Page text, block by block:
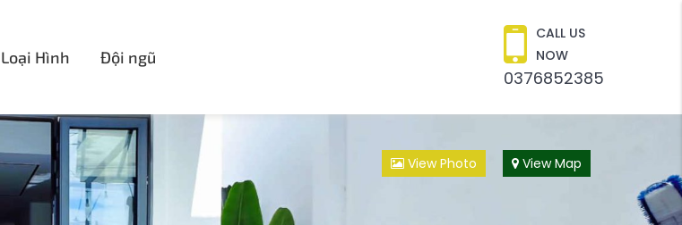
Loại Hình Đội ngũ
CALL US
NOW
0376852385
View Photo View Map